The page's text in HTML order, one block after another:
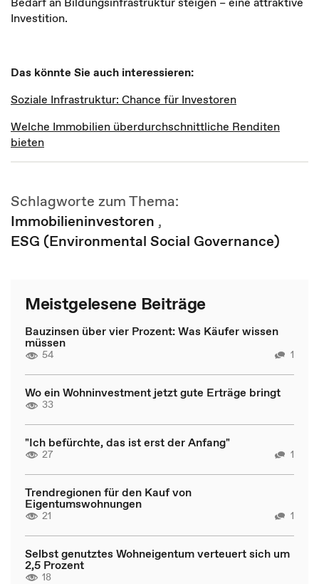
Investition.
Das könnte Sie auch interessieren:
Soziale Infrastruktur: Chance für Investoren
Welche Immobilien überdurchschnittliche Renditen
bieten
Schlagworte zum Thema:
Immobilieninvestoren ,
ESG (Environmental Social Governance)
Meistgelesene Beiträge
Bauzinsen über vier Prozent: Was Käufer wissen
müssen
54 1
Wo ein Wohninvestment jetzt gute Erträge bringt
33
"Ich befürchte, das ist erst der Anfang"
27 1
Trendregionen für den Kauf von
Eigentumswohnungen
21 1
Selbst genutztes Wohneigentum verteuert sich um
2,5 Prozent
18